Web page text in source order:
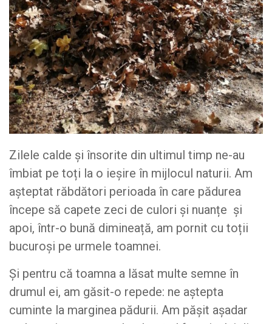
Zilele calde și însorite din ultimul timp ne-au
îmbiat pe toți la o ieșire în mijlocul naturii. Am
așteptat răbdători perioada în care pădurea
începe să capete zeci de culori și nuanțe și
apoi, într-o bună dimineață, am pornit cu toții
bucuroși pe urmele toamnei.
Și pentru că toamna a lăsat multe semne în
drumul ei, am găsit-o repede: ne aștepta
cuminte la marginea pădurii. Am pășit așadar